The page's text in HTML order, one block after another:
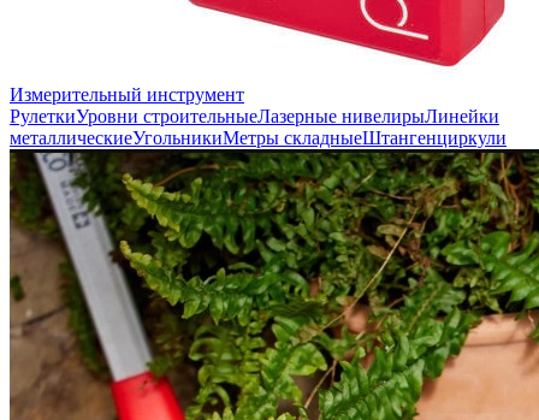
Измерительный инструмент
РулеткиУровни строительныеЛазерные нивелирыЛинейки
металлическиеУгольникиМетры складныеШтангенциркули